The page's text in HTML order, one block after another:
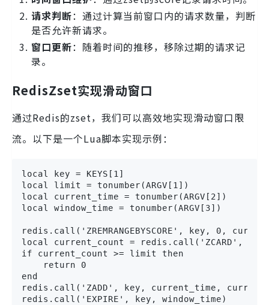
请求判断：通过计算当前窗口内的请求数量，判断
是否允许新请求。
窗口更新：随着时间的推移，移除过期的请求记
录。
RedisZset实现滑动窗口
通过Redis的zset，我们可以高效地实现滑动窗口限
流。以下是一个Lua脚本实现示例：
local key = KEYS[1]
local limit = tonumber(ARGV[1])
local current_time = tonumber(ARGV[2])
local window_time = tonumber(ARGV[3])
redis.call('ZREMRANGEBYSCORE', key, 0,
local current_count = redis.call('ZCARD',
if current_count >= limit then
    return 0
end
redis.call('ZADD', key, current_time,
redis.call('EXPIRE', key, window_time)